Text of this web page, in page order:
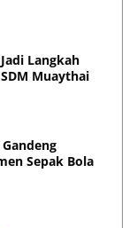
Langkah
Muaythai
Sepak Bola